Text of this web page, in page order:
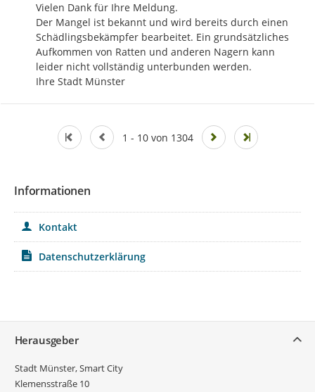
Vielen Dank für Ihre Meldung.
Der Mangel ist bekannt und wird bereits durch einen
Schädlingsbekämpfer bearbeitet. Ein grundsätzliches
Aufkommen von Ratten und anderen Nagern kann
leider nicht vollständig unterbunden werden.
Ihre Stadt Münster
1 - 10 von 1304
Informationen
Kontakt
Datenschutzerklärung
Herausgeber
Stadt Münster, Smart City
Klemensstraße 10